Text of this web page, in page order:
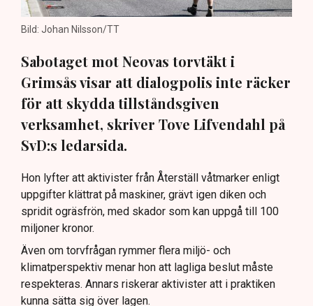
Bild: Johan Nilsson/TT
Sabotaget mot Neovas torvtäkt i
Grimsås visar att dialogpolis inte räcker
för att skydda tillståndsgiven
verksamhet, skriver Tove Lifvendahl på
SvD:s ledarsida.
Hon lyfter att aktivister från Återställ våtmarker enligt
uppgifter klättrat på maskiner, grävt igen diken och
spridit ogräsfrön, med skador som kan uppgå till 100
miljoner kronor.
Även om torvfrågan rymmer flera miljö- och
klimatperspektiv menar hon att lagliga beslut måste
respekteras. Annars riskerar aktivister att i praktiken
kunna sätta sig över lagen.